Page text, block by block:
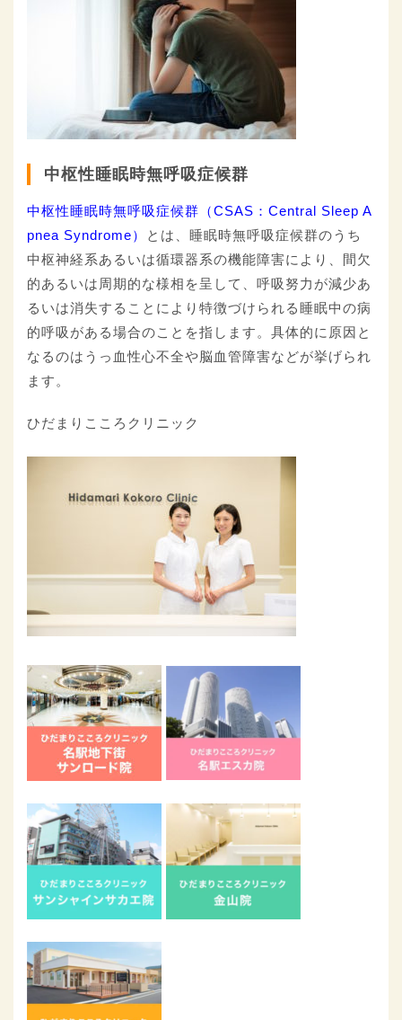
中枢性睡眠時無呼吸症候群
中枢性睡眠時無呼吸症候群（CSAS：Central Sleep A
pnea Syndrome）
とは、睡眠時無呼吸症候群のうち
中枢神経系あるいは循環器系の機能障害により、間欠
的あるいは周期的な様相を呈して、呼吸努力が減少あ
るいは消失することにより特徴づけられる睡眠中の病
的呼吸がある場合のことを指します。具体的に原因と
なるのはうっ血性心不全や脳血管障害などが挙げられ
ます。
ひだまりこころクリニック